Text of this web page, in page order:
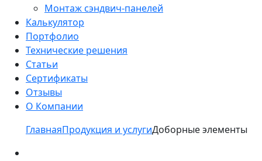
Монтаж сэндвич-панелей
Калькулятор
Портфолио
Технические решения
Статьи
Сертификаты
Отзывы
О Компании
ГлавнаяПродукция и услугиДоборные элементы